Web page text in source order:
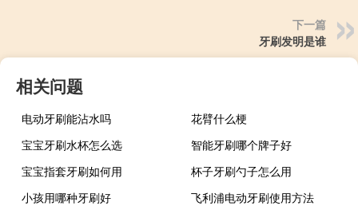
下一篇
牙刷发明是谁
相关问题
电动牙刷能沾水吗
花臂什么梗
宝宝牙刷水杯怎么选
智能牙刷哪个牌子好
宝宝指套牙刷如何用
杯子牙刷勺子怎么用
小孩用哪种牙刷好
飞利浦电动牙刷使用方法